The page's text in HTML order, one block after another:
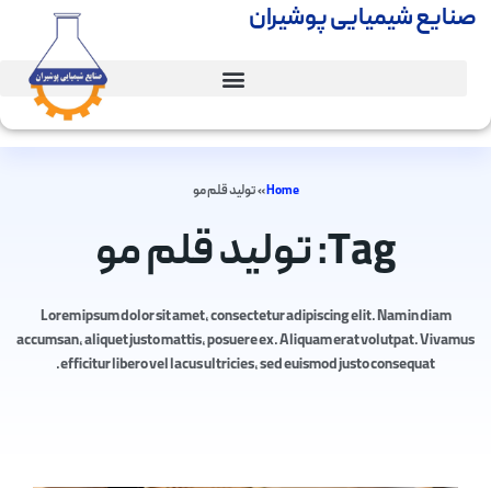
صنایع شیمیایی پوشیران
Home
»تولید قلم مو
Tag: تولید قلم مو
Lorem ipsum dolor sit amet, consectetur adipiscing elit. Nam in diam
accumsan, aliquet justo mattis, posuere ex. Aliquam erat volutpat. Vivamus
efficitur libero vel lacus ultricies, sed euismod justo consequat.